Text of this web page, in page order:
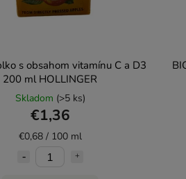
s obsahom vitamínu C a D3
200 ml HOLLINGER
Skladom (>5 ks)
€1,36
€0,68 / 100 ml